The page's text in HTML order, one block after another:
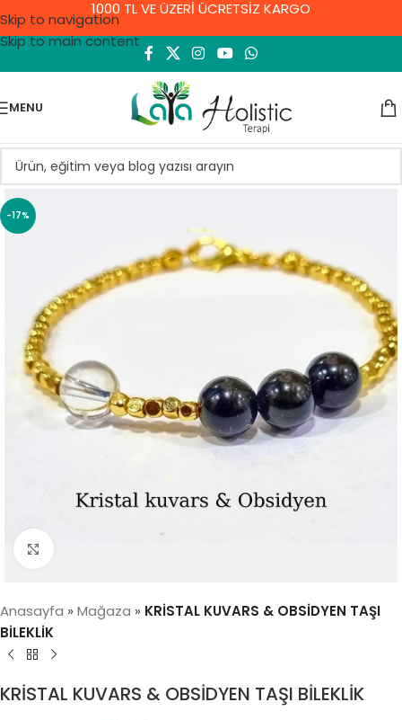
Skip to navigation
Skip to main content
1000 TL VE ÜZERİ ÜCRETSİZ KARGO
MENU
-17%
Click to enlarge
Anasayfa » Mağaza » KRİSTAL KUVARS & OBSİDYEN TAŞI
BİLEKLİK
KRİSTAL KUVARS & OBSİDYEN TAŞI BİLEKLİK